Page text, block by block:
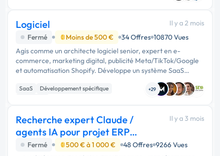
Logiciel
Il y a 2 mois
Fermé
Moins de 500 € 34 Offres 10870 Vues
Agis comme un architecte logiciel senior, expert en e-
commerce, marketing digital, publicité Meta/TikTok/Google
et automatisation Shopify. Développe un système SaaS
complet et prêt à l'emploi destiné aux marques de
dropshipping. OBJECTIF : …
SaaS
Développement spécifique
+29
Recherche expert Claude /
agents IA pour projet ERP
KeyManage
Il y a 3 mois
Fermé 500 € à 1 000 € 48 Offres 9266 Vues